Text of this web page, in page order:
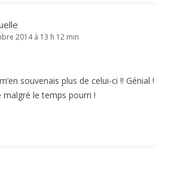
2014 à 13 h 12 min
souvenais plus de celui-ci !! Génial !
le temps pourri !